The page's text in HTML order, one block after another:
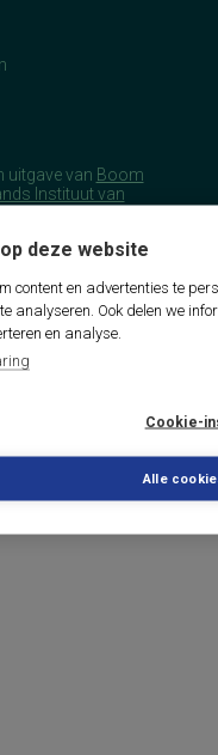
deze website
content en advertenties te
analyseren. Ook delen we
en analyse.
Cookie-
Alle
uitgave van Boom
Instituut van